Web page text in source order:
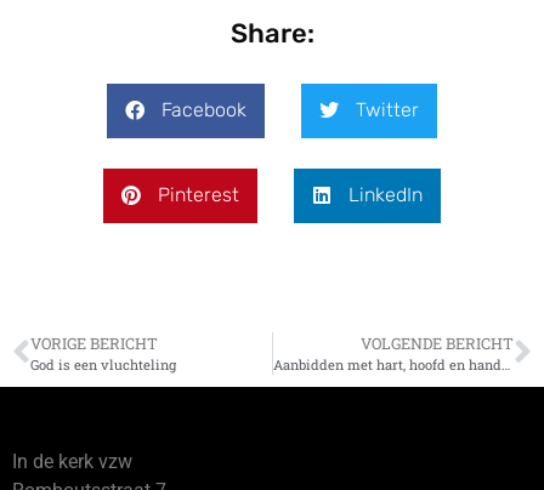
Share:
Facebook Twitter
Pinterest LinkedIn
VORIGE BERICHT
God is een vluchteling
VOLGENDE BERICHT
In de kerk vzw